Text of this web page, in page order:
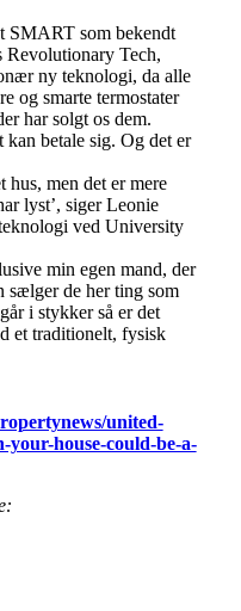
SMART som bekendt
Revolutionary Tech,
ny teknologi, da alle
og smarte termostater
har solgt os dem.
betale sig. Og det er
men det er mere
lyst’, siger Leonie
ved University
min egen mand, der
de her ting som
i stykker så er det
et traditionelt, fysisk
united-
your-house-could-be-a-